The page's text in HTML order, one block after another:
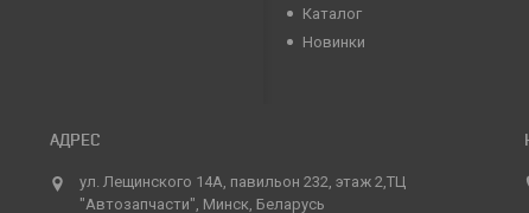
Каталог
Новинки
ул. Лещинского 14А, павильон 232, этаж 2,ТЦ
"Автозапчасти", Минск, Беларусь